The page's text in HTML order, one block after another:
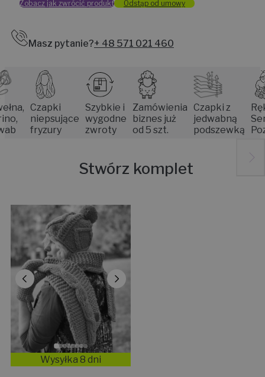
Zobacz jak zwrócić produkt Odstąp od umowy
Masz pytanie?+ 48 571 021 460
Czapki
niepsujące
fryzury
Szybkie i
wygodne
zwroty
Zamówienia
biznes już
od 5 szt.
Czapki z
jedwabną
podszewką
Stwórz komplet
Wysyłka 8 dni